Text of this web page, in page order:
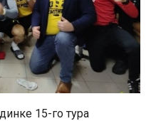
15-го тура